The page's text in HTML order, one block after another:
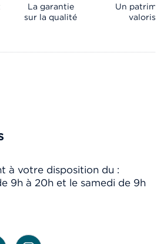
La garantie
sur la qualité
Un
valorisé
à votre disposition du :
9h à 20h et le samedi de 9h